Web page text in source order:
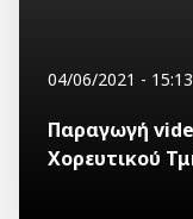
04/06/2021 - 15:13
Παραγωγή
Χορευτικού